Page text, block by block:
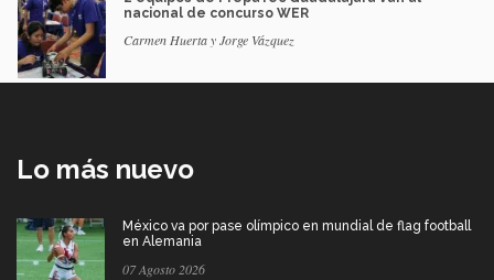
nacional de concurso WER
Carmen Huerta y Jorge Vázquez
Lo más nuevo
México va por pase olímpico en mundial de flag football
en Alemania
07 Agosto 2026